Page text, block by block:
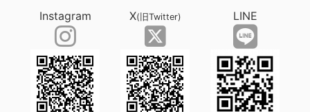
Instagram X(旧Twitter) LINE